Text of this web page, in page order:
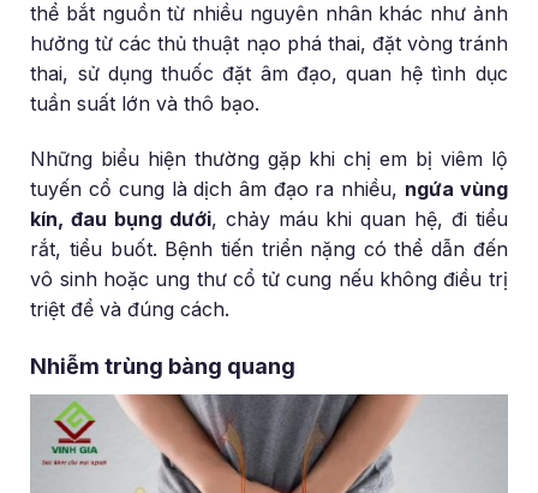
thể bắt nguồn từ nhiều nguyên nhân khác như ảnh
hưởng từ các thủ thuật nạo phá thai, đặt vòng tránh
thai, sử dụng thuốc đặt âm đạo, quan hệ tình dục
tuần suất lớn và thô bạo.
Những biểu hiện thường gặp khi chị em bị viêm lộ
tuyến cổ cung là dịch âm đạo ra nhiều, ngứa vùng
kín, đau bụng dưới, chảy máu khi quan hệ, đi tiểu
rắt, tiểu buốt. Bệnh tiến triển nặng có thể dẫn đến
vô sinh hoặc ung thư cổ tử cung nếu không điều trị
triệt để và đúng cách.
Nhiễm trùng bàng quang